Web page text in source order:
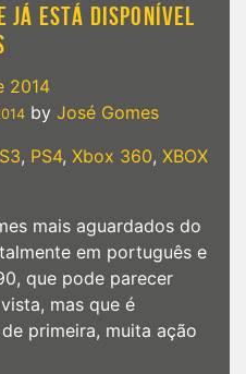
JÁ ESTÁ DISPONÍVEL
2014
by José Gomes
, PS4, Xbox 360, XBOX
mais aguardados do
em português e
que pode parecer
mas que é
primeira, muita ação